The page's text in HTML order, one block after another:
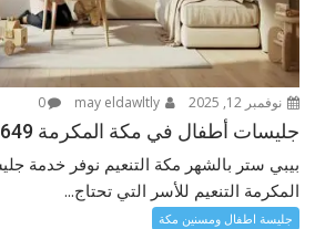
نوفمبر 12, 2025 may eldawltly
0
جليسات أطفال في مكة المكرمة 0577265649
بيبي ستر بالشهر مكة التنعيم نوفر خدمة
المكرمة التنعيم للأسر التي تحتاج...
جليسة اطفال ومسنين مكة